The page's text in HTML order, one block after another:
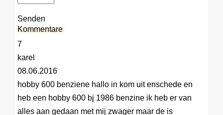
Senden
Kommentare
7
karel
08.06.2016
hobby 600 benziene hallo in kom uit enschede en
heb een hobby 600 bj 1986 benzine ik heb er van
alles aan gedaan met mij zwager maar de is